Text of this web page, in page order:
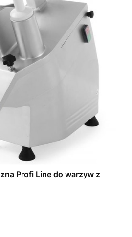
Profi Line do warzyw z